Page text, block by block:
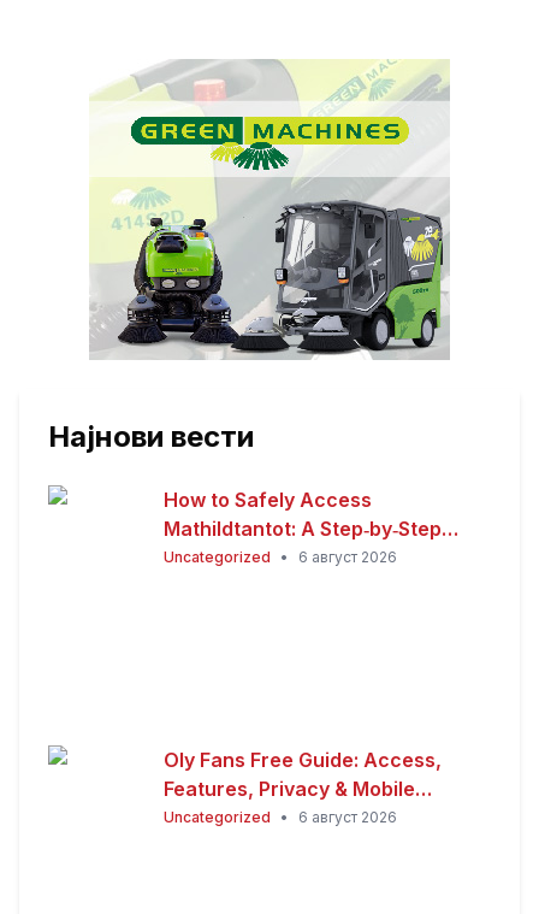
Најнови вести
How to Safely Access
Mathildtantot: A Step‑by‑Step
Premium Guide
Uncategorized • 6 август 2026
Oly Fans Free Guide: Access,
Features, Privacy & Mobile
Experience
Uncategorized • 6 август 2026